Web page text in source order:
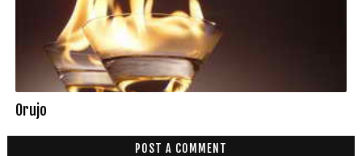
Orujo
POST A COMMENT